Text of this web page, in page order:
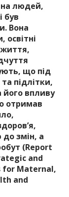
на людей,
був
Вона
життя,
що під
підлітки,
його впливу
отримав
до змін, а
(Report
and
for Maternal,
and